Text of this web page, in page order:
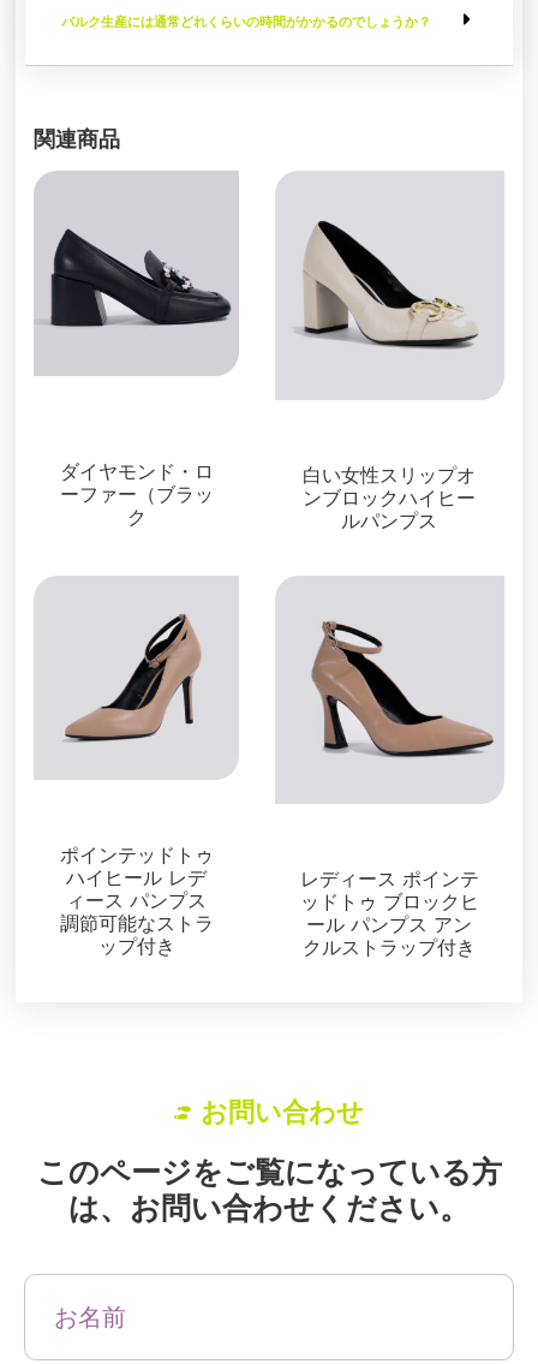
バルク生産には通常どれくらいの時間がかかるのでしょうか？
関連商品
ダイヤモンド・ロ
ーファー（ブラッ
ク
白い女性スリップオ
ンブロックハイヒー
ルパンプス
ポインテッドトゥ
ハイヒール レデ
ィース パンプス
調節可能なストラ
ップ付き
レディース ポインテ
ッドトゥ ブロックヒ
ール パンプス アン
クルストラップ付き
お問い合わせ
このページをご覧になっている方
は、お問い合わせください。